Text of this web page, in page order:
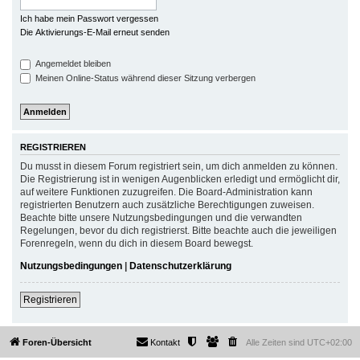
Ich habe mein Passwort vergessen
Die Aktivierungs-E-Mail erneut senden
Angemeldet bleiben
Meinen Online-Status während dieser Sitzung verbergen
REGISTRIEREN
Du musst in diesem Forum registriert sein, um dich anmelden zu können.
Die Registrierung ist in wenigen Augenblicken erledigt und ermöglicht dir,
auf weitere Funktionen zuzugreifen. Die Board-Administration kann
registrierten Benutzern auch zusätzliche Berechtigungen zuweisen.
Beachte bitte unsere Nutzungsbedingungen und die verwandten
Regelungen, bevor du dich registrierst. Bitte beachte auch die jeweiligen
Forenregeln, wenn du dich in diesem Board bewegst.
Nutzungsbedingungen | Datenschutzerklärung
Registrieren
Foren-Übersicht Alle Zeiten sind UTC+02:00
Kontakt